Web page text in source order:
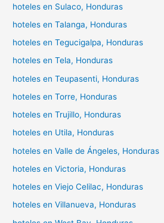
hoteles en Sulaco, Honduras
hoteles en Talanga, Honduras
hoteles en Tegucigalpa, Honduras
hoteles en Tela, Honduras
hoteles en Teupasenti, Honduras
hoteles en Torre, Honduras
hoteles en Trujillo, Honduras
hoteles en Utila, Honduras
hoteles en Valle de Ángeles, Honduras
hoteles en Victoria, Honduras
hoteles en Viejo Celilac, Honduras
hoteles en Villanueva, Honduras